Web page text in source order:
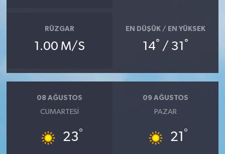
RÜZGAR
1.00 M/S
EN DÜŞÜK / EN YÜKSEK
14° / 31 °
08 AĞUSTOS
CUMARTESI
23°
09 AĞUSTOS
PAZAR
21 °